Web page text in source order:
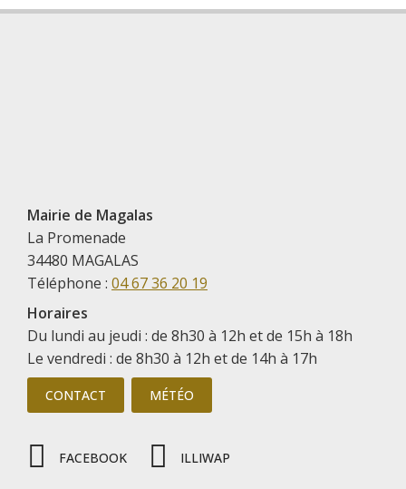
Mairie de Magalas
La Promenade
34480 MAGALAS
Téléphone : 04 67 36 20 19
Horaires
Du lundi au jeudi : de 8h30 à 12h et de 15h à 18h
Le vendredi : de 8h30 à 12h et de 14h à 17h
CONTACT MÉTÉO
FACEBOOK ILLIWAP